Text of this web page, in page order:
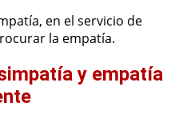
en el servicio de
la empatía.
y empatía